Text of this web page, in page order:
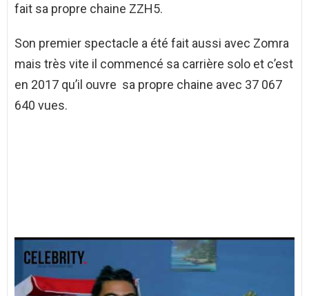
fait sa propre chaine ZZH5.
Son premier spectacle a été fait aussi avec Zomra
mais très vite il commencé sa carrière solo et c’est
en 2017 qu’il ouvre sa propre chaine avec 37 067
640 vues.